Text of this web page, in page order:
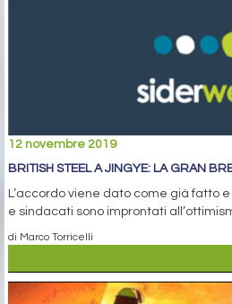
12 novembre 2019
BRITISH STEEL A JINGYE: LA GRAN
L’accordo viene dato come già fatto
e sindacati sono improntati
di Marco Torricelli